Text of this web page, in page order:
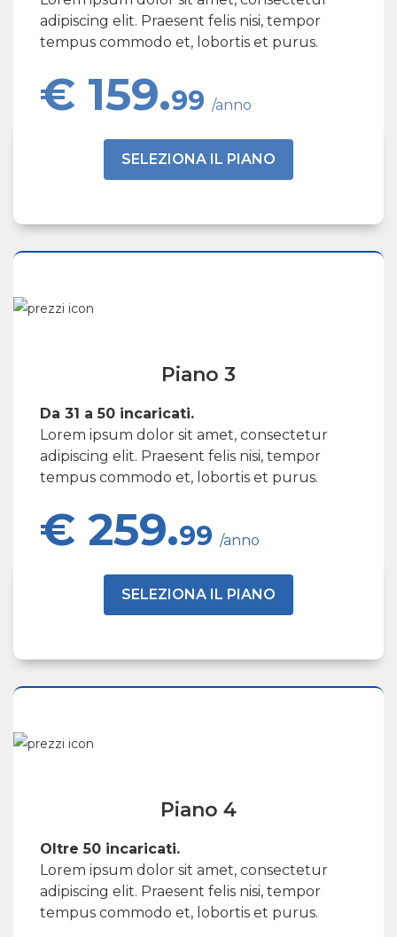
adipiscing elit. Praesent felis nisi, tempor
tempus commodo et, lobortis et purus.
€ 159.99 /anno
SELEZIONA IL PIANO
Piano 3
Da 31 a 50 incaricati.
Lorem ipsum dolor sit amet, consectetur
adipiscing elit. Praesent felis nisi, tempor
tempus commodo et, lobortis et purus.
€ 259.99 /anno
SELEZIONA IL PIANO
Piano 4
Oltre 50 incaricati.
Lorem ipsum dolor sit amet, consectetur
adipiscing elit. Praesent felis nisi, tempor
tempus commodo et, lobortis et purus.